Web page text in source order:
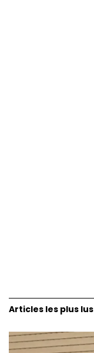
Articles les plus lus